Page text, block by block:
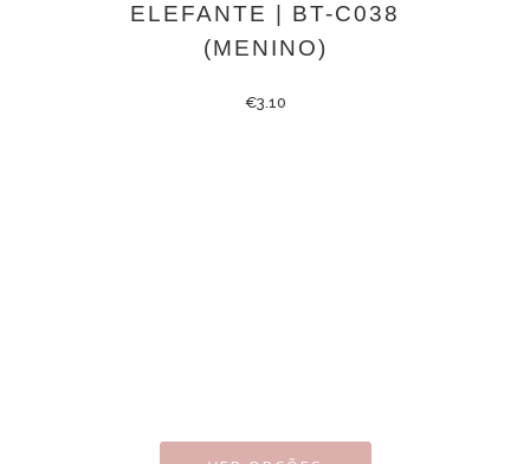
ELEFANTE | BT-C038
(MENINO)
€3.10